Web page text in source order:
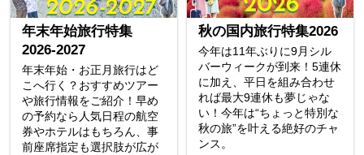
年末年始旅行特集
2026-2027
年末年始・お正月旅行はど
こへ行く？おすすめツアー
や旅行情報をご紹介！早め
の予約なら人気日程の航空
券やホテルはもちろん、事
前座席指定も選択肢が広が
秋の国内旅行特集2026
今年は11年ぶりに9月シル
バーウィークが到来！5連休
に加え、平日を組み合わせ
れば最大9連休も夢じゃな
い！今年は“ちょっと特別な
秋の旅”を叶える絶好のチャ
ンス。